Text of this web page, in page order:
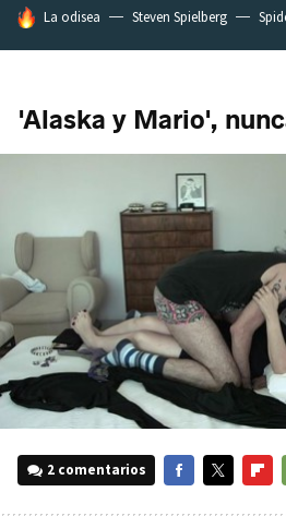
HOY SE HABLA DE
La odisea Steven Spielberg
'Alaska y Mario',
2 comentarios